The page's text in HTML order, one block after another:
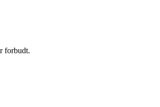
forbudt.